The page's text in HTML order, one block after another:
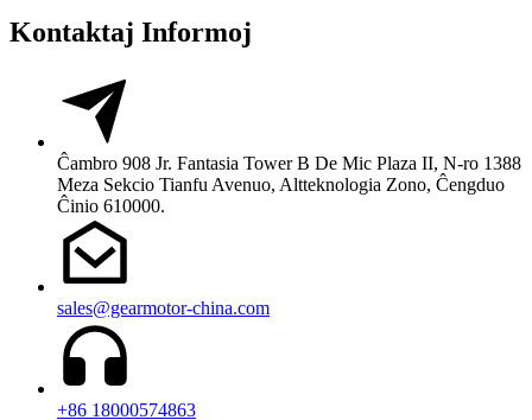
Kontaktaj Informoj
Ĉambro 908 Jr. Fantasia Tower B De Mic Plaza II, N-ro 1388
Meza Sekcio Tianfu Avenuo, Altteknologia Zono, Ĉengduo
Ĉinio 610000.
sales@gearmotor-china.com
+86 18000574863